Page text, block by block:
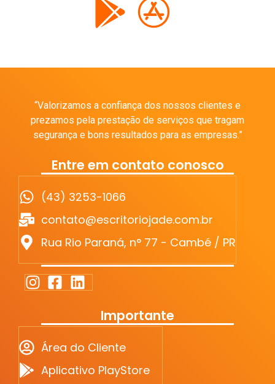
“Valorizamos a confiança dos nossos clientes e
prezamos pela prestação de serviços que tragam
segurança e bons resultados para as empresas.”
Entre em contato conosco
(43) 3253-1066
contato@escritoriojade.com.br
Rua Rio Paraná, n° 77 - Cambé / PR
Importante
Área do Cliente
Aplicativo PlayStore